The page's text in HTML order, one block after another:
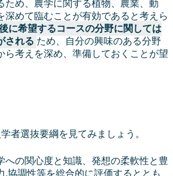
ため、農学に関する植物、農業、動
深めて臨むことが有効であると考えら
に希望するコースの分野に関しては
される ため、自分の興味のある分野
ら考えを深め、準備しておくことが望
者選抜要綱を見てみましょう。
への関心度と知識、発想の柔軟性と豊
,協調性等を総合的に評価するととも